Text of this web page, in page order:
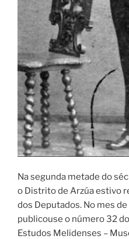
Na segunda metade do
o Distrito de Arzúa estivo
dos Deputados. No mes
publicouse o número 32
Estudos Melidenses –